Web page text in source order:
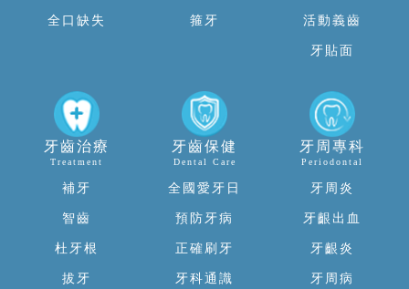
全口缺失 箍牙 活動義齒
牙貼面
牙齒治療
Treatment
補牙
智齒
杜牙根
拔牙
牙齒保健
Dental Care
全國愛牙日
預防牙病
正確刷牙
牙科通識
牙周專科
Periodontal
牙周炎
牙齦出血
牙齦炎
牙周病